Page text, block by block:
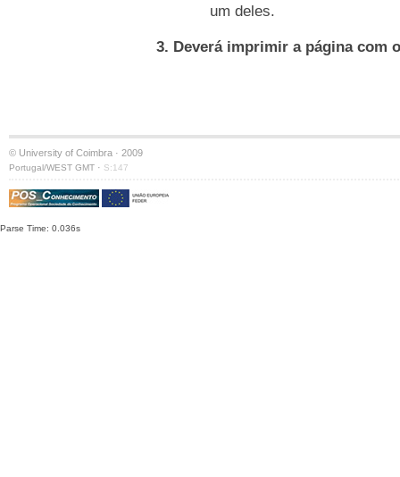
um deles.
3. Deverá imprimir a página com
© University of Coimbra · 2009
Portugal/WEST GMT · S:147
Parse Time: 0.036s